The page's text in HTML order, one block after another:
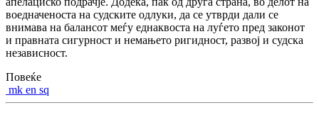
воедначеноста на судските одлуки, да се утврди дали се
внимава на балансот меѓу еднаквоста на луѓето пред законот
и правната сигурност и немањето ригидност, развој и судска
независност.
Повеќе
mk en sq